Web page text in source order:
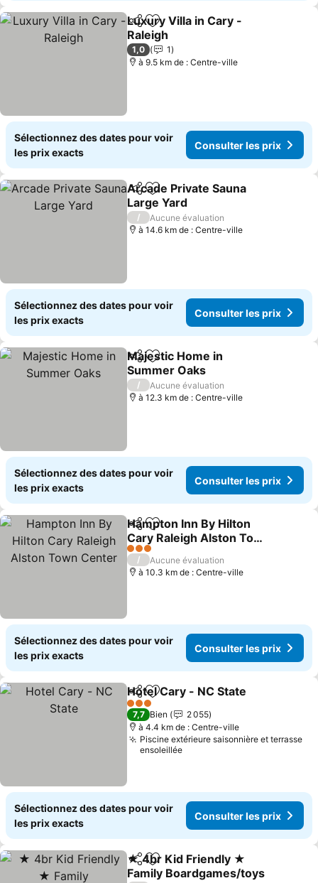
PartagerAjouter à mes favoris
Luxury Villa in Cary -
Raleigh
Consulter les prix
1,0
1
à 9.5 km de : Centre-ville
Sélectionnez des dates pour voir
les prix exacts
Consulter les prix
PartagerAjouter à mes favoris
Arcade Private Sauna
Large Yard
Consulter les prix
/
Aucune évaluation
à 14.6 km de : Centre-ville
Sélectionnez des dates pour voir
les prix exacts
Consulter les prix
PartagerAjouter à mes favoris
Majestic Home in
Summer Oaks
Consulter les prix
/
Aucune évaluation
à 12.3 km de : Centre-ville
Sélectionnez des dates pour voir
les prix exacts
Consulter les prix
PartagerAjouter à mes favoris
Hampton Inn By Hilton
Cary Raleigh Alston Town
Center
Consulter les prix
3 Étoiles
/
Aucune évaluation
à 10.3 km de : Centre-ville
Sélectionnez des dates pour voir
les prix exacts
Consulter les prix
PartagerAjouter à mes favoris
Hotel Cary - NC State
3 Étoiles
7,7 Bien
2 055
à 4.4 km de : Centre-ville
Piscine extérieure saisonnière et terrasse
ensoleillée
Sélectionnez des dates pour voir
les prix exacts
Consulter les prix
PartagerAjouter à mes favoris
★ 4br Kid Friendly ★
Family Boardgames/toys